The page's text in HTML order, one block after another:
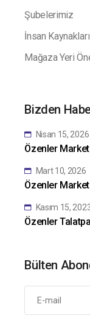
Şubelerimiz
İnsan Kaynakları
Mağaza Yeri
Bizden
Nisan 15, 2026
Özenler Market
Mart 10, 2026
Özenler Market
Kasım 15,
Özenler
Bülten